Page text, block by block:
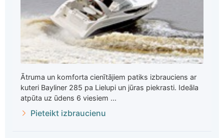
Ātruma un komforta cienītājiem patiks izbrauciens ar
kuteri Bayliner 285 pa Lielupi un jūras piekrasti. Ideāla
atpūta uz ūdens 6 viesiem ...
Pieteikt izbraucienu